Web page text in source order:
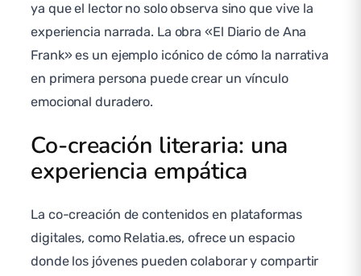
ya que el lector no solo observa sino que vive la
experiencia narrada. La obra «El Diario de Ana
Frank» es un ejemplo icónico de cómo la narrativa
en primera persona puede crear un vínculo
emocional duradero.
Co-creación literaria: una
experiencia empática
La co-creación de contenidos en plataformas
digitales, como Relatia.es, ofrece un espacio
donde los jóvenes pueden colaborar y compartir